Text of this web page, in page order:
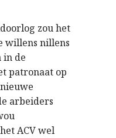
zou het
willens nillens
in de
patronaat op
arbeiders
ACV wel